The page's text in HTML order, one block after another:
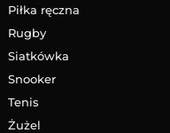
Piłka ręczna
Rugby
Siatkówka
Snooker
Tenis
Żużel